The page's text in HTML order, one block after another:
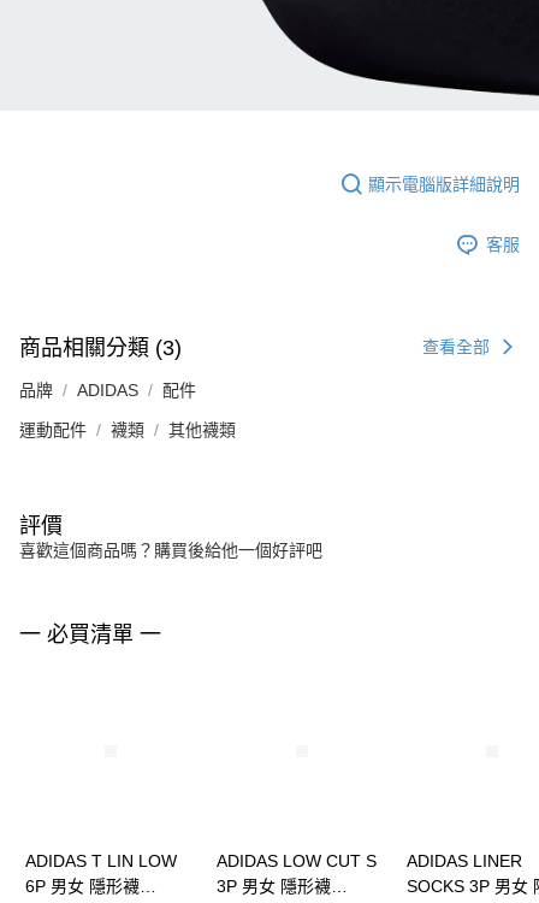
顯示電腦版詳細說明
客服
商品相關分類 (3) 查看全部
品牌 ADIDAS 配件
運動配件 襪類 其他襪類
評價
喜歡這個商品嗎？購買後給他一個好評吧
一 必買清單 一
ADIDAS T LIN LOW
6P 男女 隱形襪
ADIDAS LOW CUT S
3P 男女 隱形襪
ADIDAS LINER
SOCKS 3P 男女